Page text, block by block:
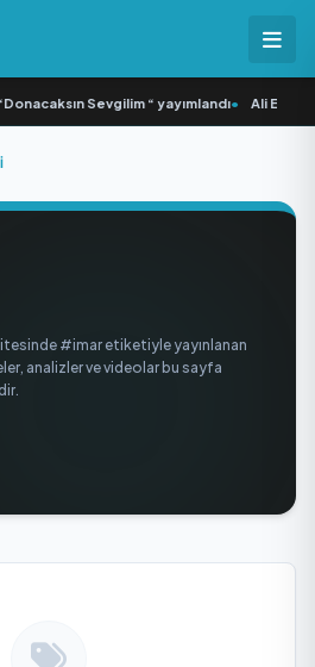
Sevgilim “ yayımlandı• Ali Emre
#imar etiketiyle yayınlanan
analizler ve videolar bu sayfa